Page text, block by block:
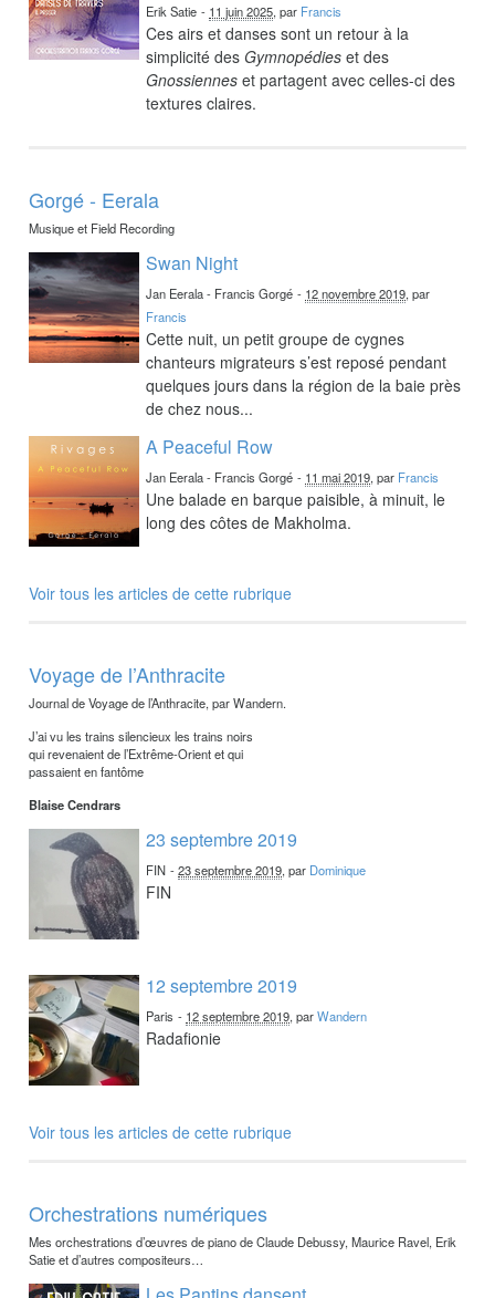
Erik Satie - 11 juin 2025, par Francis
Ces airs et danses sont un retour à la
simplicité desGymnopédies et des
Gnossiennes et partagent avec celles-ci des
textures claires.
Gorgé - Eerala
Musique et Field Recording
Swan Night
Jan Eerala - Francis Gorgé - 12 novembre 2019, par
Francis
Cette nuit, un petit groupe de cygnes
chanteurs migrateurs s’est reposé pendant
quelques jours dans la région de la baie près
de chez nous...
A Peaceful Row
Jan Eerala - Francis Gorgé - 11 mai 2019, par Francis
Une balade en barque paisible, à minuit, le
long des côtes de Makholma.
Voir tous les articles de cette rubrique
Voyage de l’Anthracite
Journal de Voyage de l’Anthracite, par Wandern.
J’ai vu les trains silencieux les trains noirs
qui revenaient de l’Extrême-Orient et qui
passaient en fantôme
Blaise Cendrars
23 septembre 2019
FIN -23 septembre 2019, par Dominique
FIN
12 septembre 2019
Paris - 12 septembre 2019, parWandern
Radafionie
Voir tous les articles de cette rubrique
Orchestrations numériques
Mes orchestrations d’œuvres de piano de Claude Debussy, Maurice Ravel, Erik
Satie et d’autres compositeurs…